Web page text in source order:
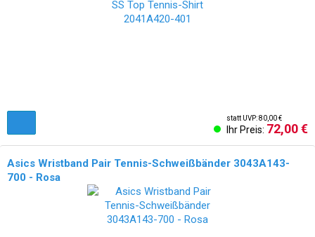
statt UVP: 80,00 €
Ihr Preis: 72,00 €
Asics Wristband Pair Tennis-Schweißbänder 3043A143-
700 - Rosa